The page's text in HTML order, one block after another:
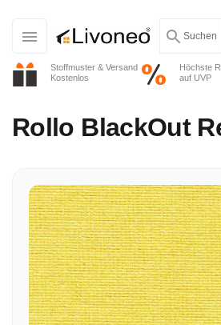
Stoffmuster & Versand
Kostenlos
Höchste
auf UVP
Suchen
Rollo BlackOut